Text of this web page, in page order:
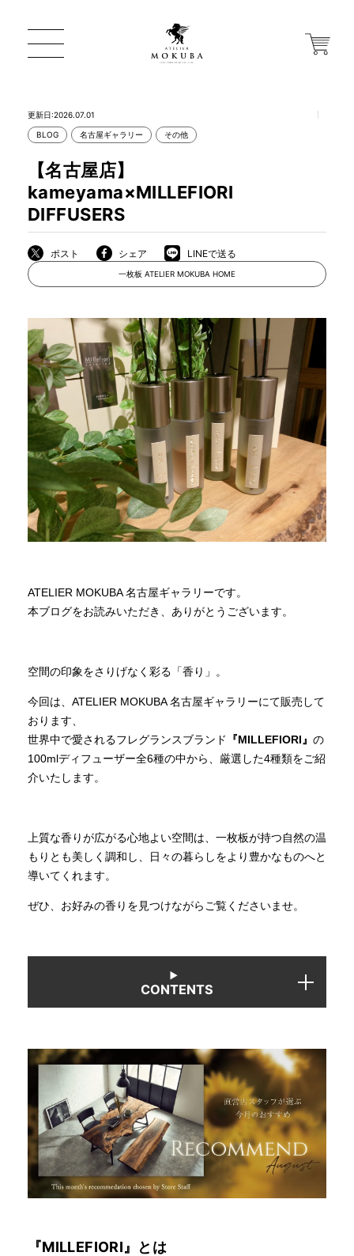
店舗から探す
一枚板 ATELIER MOKUBA HOME
MOKUBA について
商品情報
直営店
イベント
WEBカタログ
全商品一覧
納品事例
INFORMATION
よくあるご質問
お問い合わせ
更新日:2026.07.01
BLOG 名古屋ギャラリー その他
【名古屋店】
kameyama×MILLEFIORI
DIFFUSERS
ポスト シェア LINEで送る
一枚板 ATELIER MOKUBA HOME
ATELIER MOKUBA 名古屋ギャラリーです。
本ブログをお読みいただき、ありがとうございます。
空間の印象をさりげなく彩る「香り」。
今回は、ATELIER MOKUBA 名古屋ギャラリーにて販売して
おります、
世界中で愛されるフレグランスブランド
『MILLEFIORI』 の
100mlディフューザー全6種の中から、厳選した4種類をご紹
介いたします。
上質な香りが広がる心地よい空間は、一枚板が持つ自然の温
もりとも美しく調和し、日々の暮らしをより豊かなものへと
導いてくれます。
ぜひ、お好みの香りを見つけながらご覧くださいませ。
CONTENTS
『MILLEFIORI』とは